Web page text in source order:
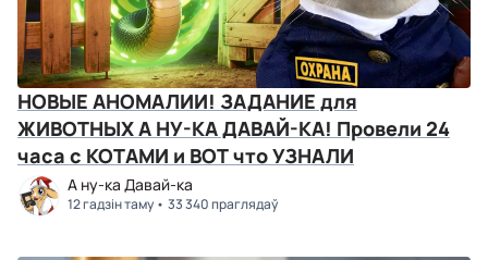
НОВЫЕ АНОМАЛИИ! ЗАДАНИЕ для
ЖИВОТНЫХ А НУ-КА ДАВАЙ-КА! Провели 24
часа с КОТАМИ и ВОТ что УЗНАЛИ
А ну-ка Давай-ка
12 гадзін таму 33 340 праглядаў